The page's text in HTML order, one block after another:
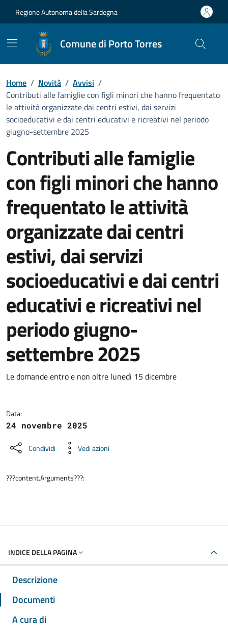
Regione Autonoma della Sardegna
Comune di Porto Torres
Home / Novità / Avvisi /
Contributi alle famiglie con figli minori che hanno frequentato
le attività organizzate dai centri estivi, dai servizi
socioeducativi e dai centri educativi e ricreativi nel periodo
giugno-settembre 2025
Contributi alle famiglie
con figli minori che hanno
frequentato le attività
organizzate dai centri
estivi, dai servizi
socioeducativi e dai centri
educativi e ricreativi nel
periodo giugno-
settembre 2025
Dettagli della notizia
Le domande entro e non oltre lunedì 15 dicembre
Data:
24 novembre 2025
Condividi Vedi azioni
???content.Arguments???:
INDICE DELLA PAGINA
Descrizione
Documenti
A cura di